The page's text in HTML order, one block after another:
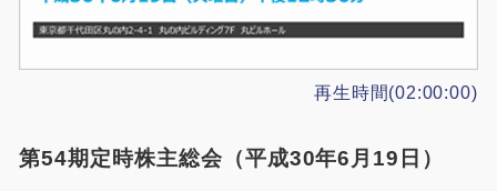
再生時間(02:00:00)
第54期定時株主総会（平成30年6月19日）